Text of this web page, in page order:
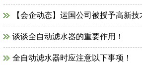
【会企动态】运国公司被授予高新技
谈谈全自动滤水器的重要作用！
全自动滤水器时应注意以下事项！